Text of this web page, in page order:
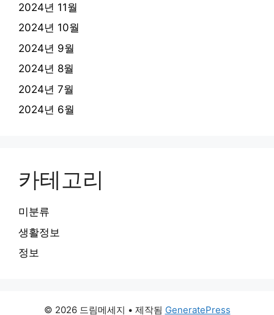
2024년 11월
2024년 10월
2024년 9월
2024년 8월
2024년 7월
2024년 6월
카테고리
미분류
생활정보
정보
© 2026 드림메세지 • 제작됨 GeneratePress